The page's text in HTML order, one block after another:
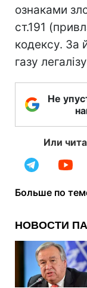
ознаками
ст.191
кодексу. За
газу
Не
Или
Больше по